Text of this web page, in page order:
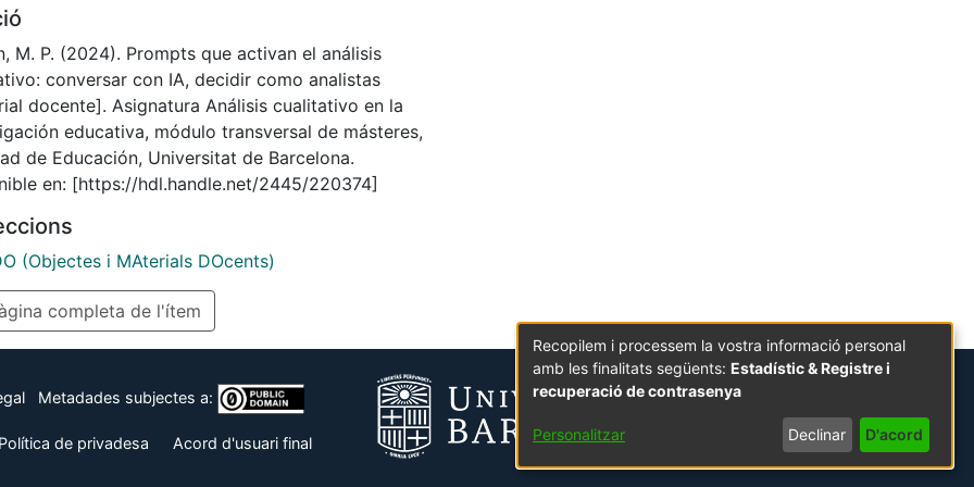
artificial generativa como herramienta de
en el análisis de datos cualitativos. A través de una
completa de interacción basada en prompts, se
distintas fases del análisis, desde la codificación
la interpretación teórica y la presentación de
pone énfasis en:
del análisis.
del proceso donde la IA puede ser más útil.
que deben seguir siendo responsabilidad de la
investigadora (criterio, ética, sentido).
M. P. (2024). Prompts que activan el análisis
conversar con IA, decidir como analistas
docente]. Asignatura Análisis cualitativo en la
educativa, módulo transversal de másteres,
de Educación, Universitat de Barcelona.
en: [https://hdl.handle.net/2445/220374]
(Objectes i MAterials DOcents)
completa de l'ítem
Metadades subjectes a:
Política de privadesa Acord d'usuari final
Recopilem i processem la vostra informació personal
amb les finalitats següents: Estadístic & Registre i
recuperació de contrasenya
Personalitzar Declinar D'acord